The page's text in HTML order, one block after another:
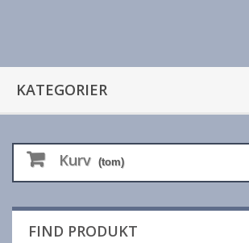
KATEGORIER
Kurv (tom)
FIND PRODUKT